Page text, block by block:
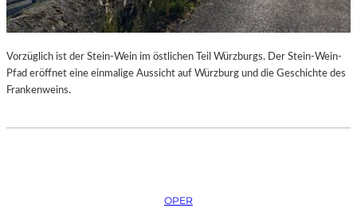
Vorzüglich ist der Stein-Wein im östlichen Teil Würzburgs. Der Stein-Wein-
Pfad eröffnet eine einmalige Aussicht auf Würzburg und die Geschichte des
Frankenweins.
OPER